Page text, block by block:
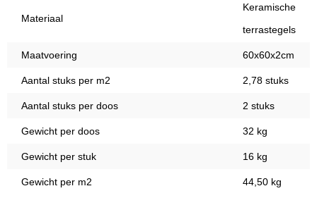
Materiaal
Keramische
terrastegels
Maatvoering 60x60x2cm
Aantal stuks per m2 2,78 stuks
Aantal stuks per doos 2 stuks
Gewicht per doos 32 kg
Gewicht per stuk 16 kg
Gewicht per m2 44,50 kg